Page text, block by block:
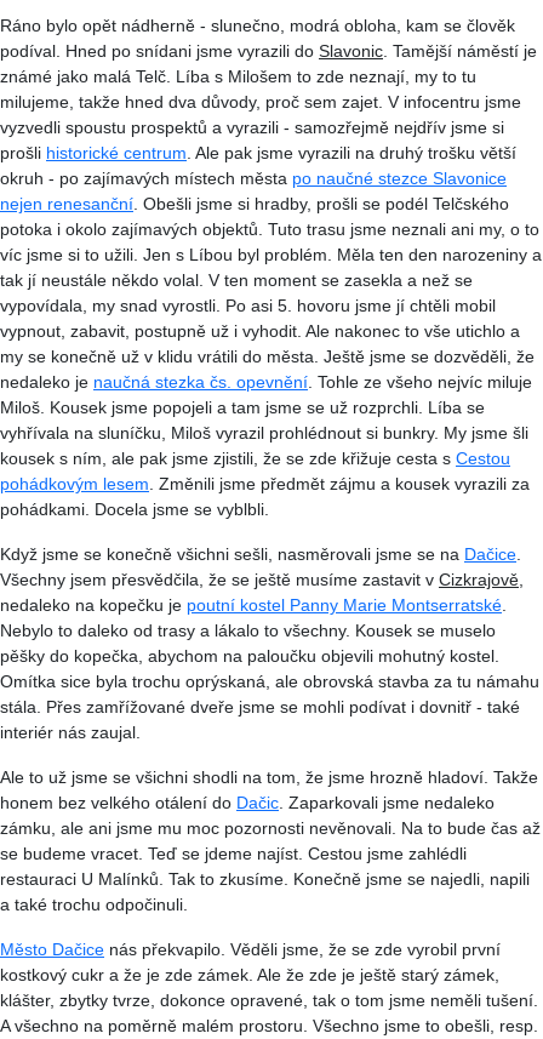
Ráno bylo opět nádherně - slunečno, modrá obloha, kam se člověk
podíval. Hned po snídani jsme vyrazili do Slavonic . Tamější náměstí je
známé jako malá Telč. Líba s Milošem to zde neznají, my to tu
milujeme, takže hned dva důvody, proč sem zajet. V infocentru jsme
vyzvedli spoustu prospektů a vyrazili - samozřejmě nejdřív jsme si
prošli historické centrum . Ale pak jsme vyrazili na druhý trošku větší
okruh - po zajímavých místech města po naučné stezce Slavonice
nejen renesanční . Obešli jsme si hradby, prošli se podél Telčského
potoka i okolo zajímavých objektů. Tuto trasu jsme neznali ani my, o to
víc jsme si to užili. Jen s Líbou byl problém. Měla ten den narozeniny a
tak jí neustále někdo volal. V ten moment se zasekla a než se
vypovídala, my snad vyrostli. Po asi 5. hovoru jsme jí chtěli mobil
vypnout, zabavit, postupně už i vyhodit. Ale nakonec to vše utichlo a
my se konečně už v klidu vrátili do města. Ještě jsme se dozvěděli, že
nedaleko je naučná stezka čs. opevnění . Tohle ze všeho nejvíc miluje
Miloš. Kousek jsme popojeli a tam jsme se už rozprchli. Líba se
vyhřívala na sluníčku, Miloš vyrazil prohlédnout si bunkry. My jsme šli
kousek s ním, ale pak jsme zjistili, že se zde křižuje cesta s Cestou
pohádkovým lesem . Změnili jsme předmět zájmu a kousek vyrazili za
pohádkami. Docela jsme se vyblbli.
Když jsme se konečně všichni sešli, nasměrovali jsme se na Dačice
Všechny jsem přesvědčila, že se ještě musíme zastavit v Cizkrajově
nedaleko na kopečku je poutní kostel Panny Marie Montserratské
Nebylo to daleko od trasy a lákalo to všechny. Kousek se muselo
pěšky do kopečka, abychom na paloučku objevili mohutný kostel.
Omítka sice byla trochu oprýskaná, ale obrovská stavba za tu námahu
stála. Přes zamřížované dveře jsme se mohli podívat i dovnitř - také
interiér nás zaujal.
Ale to už jsme se všichni shodli na tom, že jsme hrozně hladoví. Takže
honem bez velkého otálení do Dačic . Zaparkovali jsme nedaleko
zámku, ale ani jsme mu moc pozornosti nevěnovali. Na to bude čas až
se budeme vracet. Teď se jdeme najíst. Cestou jsme zahlédli
restauraci U Malínků . Tak to zkusíme. Konečně jsme se najedli, napili
a také trochu odpočinuli.
Město Dačice nás překvapilo. Věděli jsme, že se zde vyrobil první
kostkový cukr a že je zde zámek. Ale že zde je ještě starý zámek,
klášter, zbytky tvrze, dokonce opravené, tak o tom jsme neměli tušení.
A všechno na poměrně malém prostoru. Všechno jsme to obešli, resp.